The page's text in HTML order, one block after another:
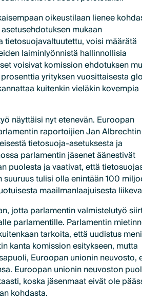
oikeustilaan lienee
mukaan
tietosuojavaltuutettu, voisi määrätä
laiminlyönnistä hallinnollisia
voisivat komission ehdotuksen
yrityksen vuosittaisesta
kuitenkin vieläkin kovempia
näyttäisi nyt etenevän. Euroopan
raportoijien Jan
tietosuoja-asetuksesta ja
parlamentin jäsenet äänestivät
puolesta ja vaativat, että
tulisi olla enintään 100
maailmanlaajuisesta
jotta parlamentin valmistelutyö
parlamentille. Parlamentin
tarkoita, että uudistus
kanta komission esitykseen, mutta
Euroopan unionin neuvosto,
Euroopan unionin neuvoston
koska jäsenmaat eivät ole
kohdasta.